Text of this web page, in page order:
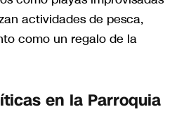
actividades de pesca,
como un regalo de la
en la Parroquia